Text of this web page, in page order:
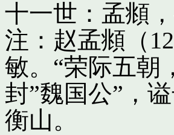
十一世：孟頫
注：赵孟頫（
敏。“荣际五朝
封”魏国公”，
衡山。